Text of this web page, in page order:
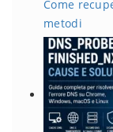
Come
metodi